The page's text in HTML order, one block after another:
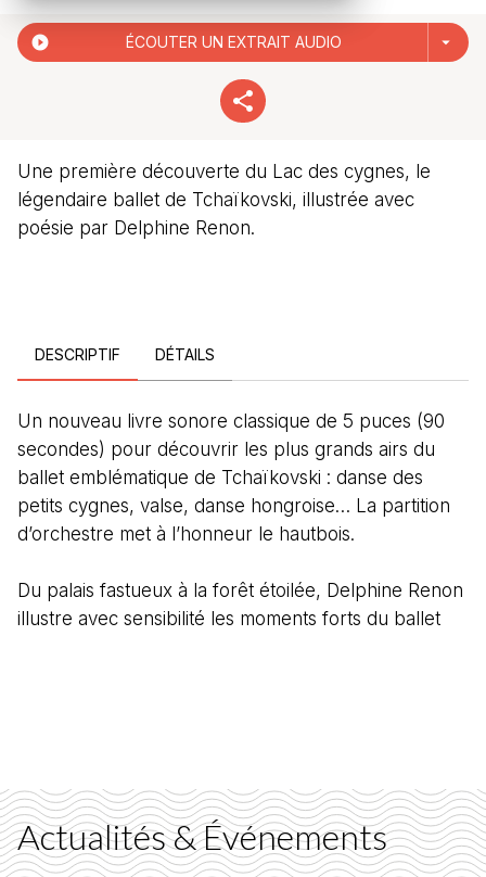
play_circle_filled ÉCOUTER UN EXTRAIT AUDIO arrow_drop_down
Une première découverte du Lac des cygnes, le
légendaire ballet de Tchaïkovski, illustrée avec
poésie par Delphine Renon.
DESCRIPTIF DÉTAILS
Un nouveau livre sonore classique de 5 puces (90
secondes) pour découvrir les plus grands airs du
ballet emblématique de Tchaïkovski : danse des
petits cygnes, valse, danse hongroise… La partition
d’orchestre met à l’honneur le hautbois.
Du palais fastueux à la forêt étoilée, Delphine Renon
illustre avec sensibilité les moments forts du ballet
Actualités & Événements